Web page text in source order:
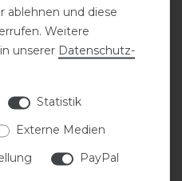
Dyon 1/2 Gummizügel
mit 7 Lederstegen und
Ausführung (13mm)
ablehnen und diese
Weitere
unserer Daten­schutz­
Statistik
Externe Medien
PayPal